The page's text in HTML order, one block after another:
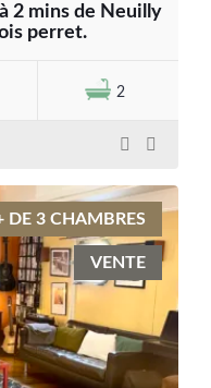
2 mins de Neuilly
perret.
2
DE 3 CHAMBRES
VENTE